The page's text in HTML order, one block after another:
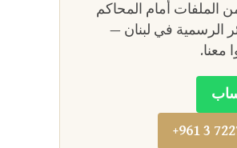
من الملفات أمام المحاكم
الرسمية في لبنان —
معنا.
+961 3